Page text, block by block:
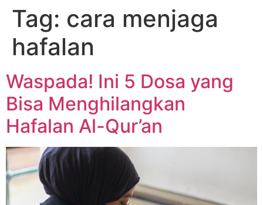
Tag: cara menjaga
hafalan
Waspada! Ini 5 Dosa yang
Bisa Menghilangkan
Hafalan Al-Qur’an